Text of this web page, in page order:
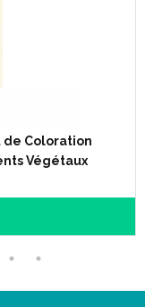
de Coloration
Végétaux